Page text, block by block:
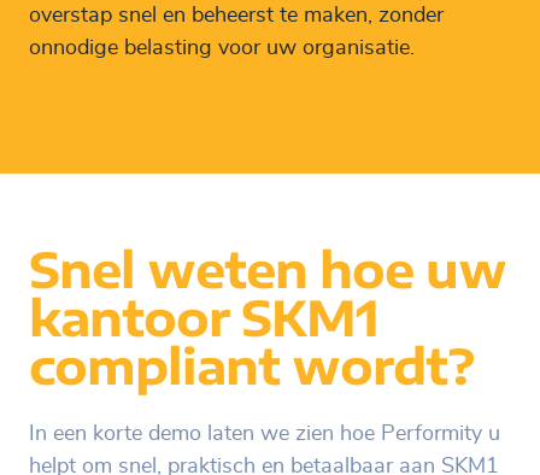
overstap snel en beheerst te maken, zonder
onnodige belasting voor uw organisatie.
Snel weten hoe uw
kantoor SKM1
compliant wordt?
In een korte demo laten we zien hoe Performity u
helpt om snel, praktisch en betaalbaar aan SKM1